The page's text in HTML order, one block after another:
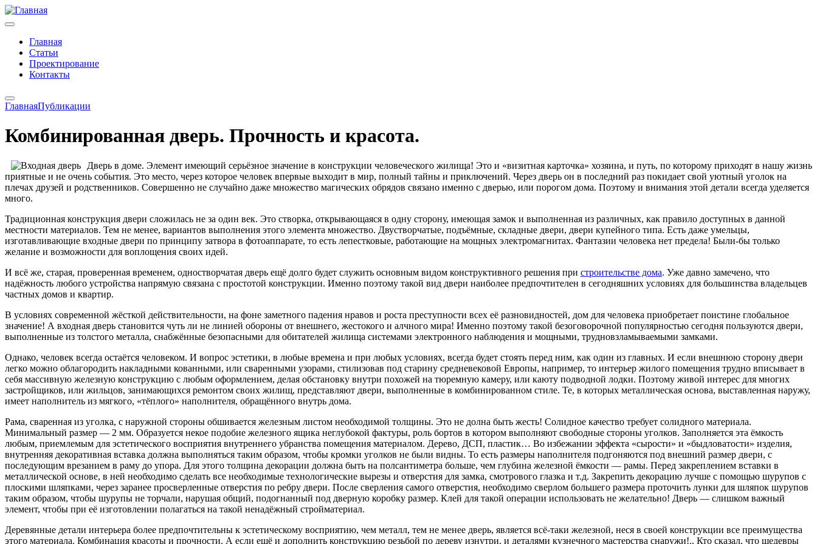
Главная
Статьи
Проектирование
Контакты
ГлавнаяПубликации
Комбинированная дверь. Прочность и красота.
Дверь в доме. Элемент имеющий серьёзное значение в конструкции человеческого жилища! Это и «визитная карточка» хозяина, и путь, по которому приходят в нашу жизнь
приятные и не очень события. Это место, через которое человек впервые выходит в мир, полный тайны и приключений. Через дверь он в последний раз покидает свой уютный уголок на
плечах друзей и родственников. Совершенно не случайно даже множество магических обрядов связано именно с дверью, или порогом дома. Поэтому и внимания этой детали всегда уделяется
много.
Традиционная конструкция двери сложилась не за один век. Это створка, открывающаяся в одну сторону, имеющая замок и выполненная из различных, как правило доступных в данной
местности материалов. Тем не менее, вариантов выполнения этого элемента множество. Двустворчатые, подъёмные, складные двери, двери купейного типа. Есть даже умельцы,
изготавливающие входные двери по принципу затвора в фотоаппарате, то есть лепестковые, работающие на мощных электромагнитах. Фантазии человека нет предела! Были-бы только
желание и возможности для воплощения своих идей.
И всё же, старая, проверенная временем, одностворчатая дверь ещё долго будет служить основным видом конструктивного решения при строительстве дома. Уже давно замечено, что
надёжность любого устройства напрямую связана с простотой конструкции. Именно поэтому такой вид двери наиболее предпочтителен в сегодняшних условиях для большинства владельцев
частных домов и квартир.
В условиях современной жёсткой действительности, на фоне заметного падения нравов и роста преступности всех её разновидностей, дом для человека приобретает поистине глобальное
значение! А входная дверь становится чуть ли не линией обороны от внешнего, жестокого и алчного мира! Именно поэтому такой безоговорочной популярностью сегодня пользуются двери,
выполненные из толстого металла, снабжённые безопасными для обитателей жилища системами электронного наблюдения и мощными, трудновзламываемыми замками.
Однако, человек всегда остаётся человеком. И вопрос эстетики, в любые времена и при любых условиях, всегда будет стоять перед ним, как один из главных. И если внешнюю сторону двери
легко можно облагородить накладными кованными, или сваренными узорами, стилизовав под старину средневековой Европы, например, то интерьер жилого помещения трудно вписывает в
себя массивную железную конструкцию с любым оформлением, делая обстановку внутри похожей на тюремную камеру, или каюту подводной лодки. Поэтому живой интерес для многих
застройщиков, или жильцов, занимающихся ремонтом своих жилищ, представляют двери, выполненные в комбинированном стиле. Те, в которых металлическая основа, выставленная наружу,
имеет наполнитель из мягкого, «тёплого» наполнителя, обращённого внутрь дома.
Рама, сваренная из уголка, с наружной стороны обшивается железным листом необходимой толщины. Это не долна быть жесть! Солидное качество требует солидного материала.
Минимальный размер — 2 мм. Образуется некое подобие железного ящика неглубокой фактуры, роль бортов в котором выполняют свободные стороны уголков. Заполняется эта ёмкость
любым, приемлемым для эстетического восприятия внутреннего убранства помещения материалом. Дерево, ДСП, пластик… Во избежании эффекта «сырости» и «быдловатости» изделия,
внутренняя декоративная вставка должна выполняться таким образом, чтобы кромки уголков не были видны. То есть размеры наполнителя подгоняются под внешний размер двери, с
последующим врезанием в раму до упора. Для этого толщина декорации должна быть на полсантиметра больше, чем глубина железной ёмкости — рамы. Перед закреплением вставки в
металлической основе, в ней необходимо сделать все необходимые технологические вырезы и отверстия для замка, смотрового глазка и т.д. Закрепить декорацию лучше с помощью шурупов с
плоскими шляпками, через заранее просверленные отверстия по ребру двери. После сверления самого отверстия, необходимо сверлом большего размера проточить лунки для шляпок шурупов
таким образом, чтобы шурупы не торчали, нарушая общий, подогнанный под дверную коробку размер. Клей для такой операции использовать не желательно! Дверь — слишком важный
элемент, чтобы при её изготовлении полагаться на такой ненадёжный стройматериал.
Деревянные детали интерьера более предпочтительны к эстетическому восприятию, чем металл, тем не менее дверь, является всё-таки железной, неся в своей конструкции все преимущества
этого материала. Комбинация красоты и прочности. А если ещё и дополнить конструкцию резьбой по дереву изнутри, и деталями кузнечного мастерства снаружи!.. Кто сказал, что шедевры